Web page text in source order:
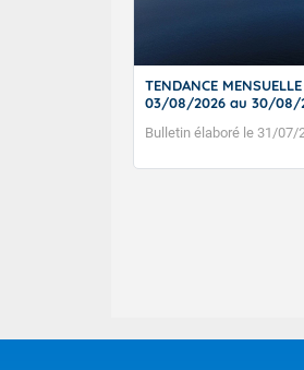
TENDANCE
03/08/2026 au 30/08/
Bulletin élaboré le 31/07/